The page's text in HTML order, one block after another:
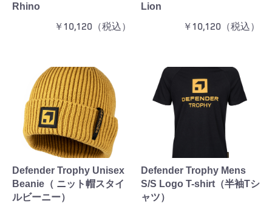
Rhino
￥10,120（税込）
Lion
￥10,120（税込）
Defender Trophy Unisex
Beanie（ ニット帽スタイ
ルビーニー）
Defender Trophy Mens
S/S Logo T-shirt（半袖Tシ
ャツ）